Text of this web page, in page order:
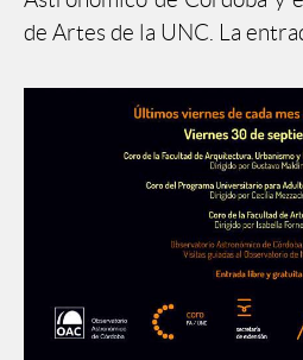
de Artes de la UNC. La